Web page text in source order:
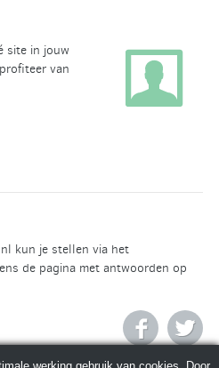
site in jouw
van
kun je stellen via het
de pagina met antwoorden op